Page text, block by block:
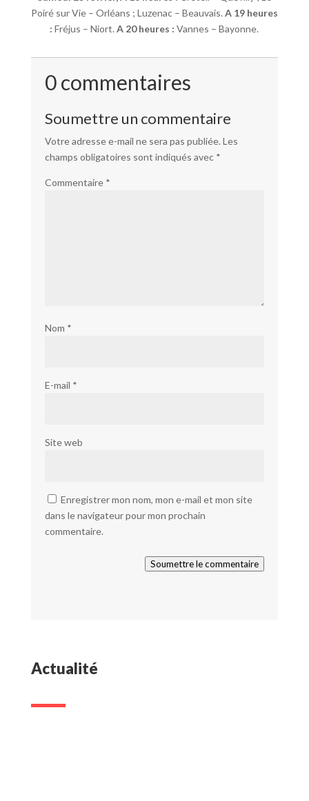
Poiré sur Vie – Orléans ; Luzenac – Beauvais. A 19 heures
: Fréjus – Niort.A 20 heures : Vannes – Bayonne.
0 commentaires
Soumettre un commentaire
Votre adresse e-mail ne sera pas publiée. Les
champs obligatoires sont indiqués avec *
Commentaire *
Nom *
E-mail *
Site web
Enregistrer mon nom, mon e-mail et mon site
dans le navigateur pour mon prochain
commentaire.
Soumettre le commentaire
Actualité